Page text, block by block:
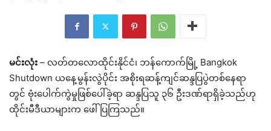
မင်းလုံး – လတ်တလောထိုင်းနိုင်ငံ၊ ဘန်ကောက်မြို့ Bangkok
Shutdown ယနေ့မွန်းလွဲပိုင်း အစိုးရဆန့်ကျင်ဆန္ဒပြပွဲတစ်နေရာ
တွင် ဗုံးပေါက်ကွဲမှုဖြစ်ပေါ်ခဲ့ရာ ဆန္ဒပြသူ ၃၆ ဦးဒဏ်ရာရှိခဲ့သည်ဟု
ထိုင်းမီဒီယာများက ဖေါ်ပြကြသည်။